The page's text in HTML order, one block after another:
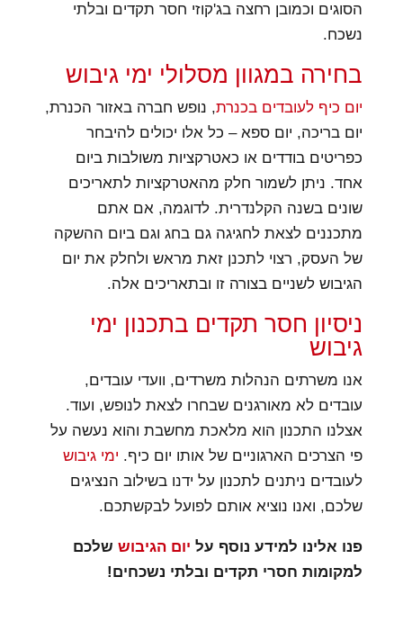
הסוגים וכמובן רחצה בג'קוזי חסר תקדים ובלתי
נשכח.
בחירה במגוון מסלולי ימי גיבוש
יום כיף לעובדים בכנרת, נופש חברה באזור הכנרת,
יום בריכה, יום ספא – כל אלו יכולים להיבחר
כפריטים בודדים או כאטרקציות משולבות ביום
אחד. ניתן לשמור חלק מהאטרקציות לתאריכים
שונים בשנה הקלנדרית. לדוגמה, אם אתם
מתכננים לצאת לחגיגה גם בחג וגם ביום ההשקה
של העסק, רצוי לתכנן זאת מראש ולחלק את יום
הגיבוש לשניים בצורה זו ובתאריכים אלה.
ניסיון חסר תקדים בתכנון ימי
גיבוש
אנו משרתים הנהלות משרדים, וועדי עובדים,
עובדים לא מאורגנים שבחרו לצאת לנופש, ועוד.
אצלנו התכנון הוא מלאכת מחשבת והוא נעשה על
פי הצרכים הארגוניים של אותו יום כיף. ימי גיבוש
לעובדים ניתנים לתכנון על ידנו בשילוב הנציגים
שלכם, ואנו נוציא אותם לפועל לבקשתכם.
פנו אלינו למידע נוסף על יום הגיבוששלכם
למקומות חסרי תקדים ובלתי נשכחים!